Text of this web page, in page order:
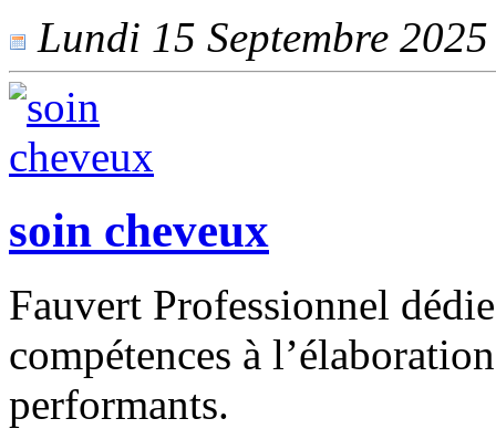
Lundi 15 Septembre
soin cheveux
Fauvert Professionnel
compétences à
performants.